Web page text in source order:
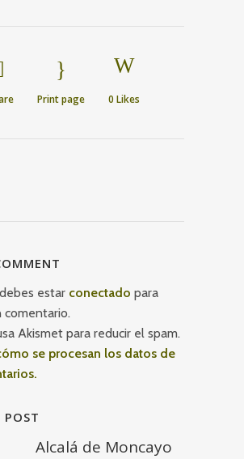
Print page 0 Likes
estar conectado para
comentario.
Akismet para reducir el spam.
se procesan los datos de
Alcalá de Moncayo